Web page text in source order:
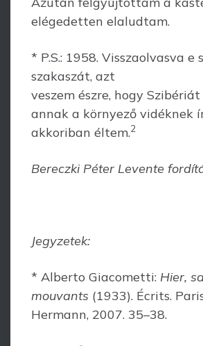
elégedetten elaludtam.
* P.S.: 1958. Visszaolvasva e
szakaszát, azt
veszem észre, hogy
annak a környező vidéknek
akkoriban éltem.2
Bereczki Péter Levente
Jegyzetek:
* Alberto Giacometti: Hier,
mouvants (1933). Écrits.
Hermann, 2007. 35–38.